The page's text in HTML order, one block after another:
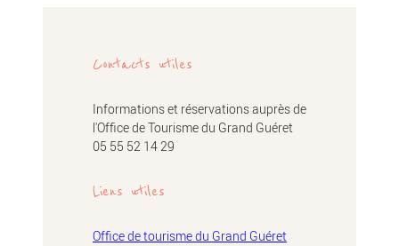
Contacts utiles
Informations et réservations auprès de
l'Office de Tourisme du Grand Guéret
05 55 52 14 29
Liens utiles
Office de tourisme du Grand Guéret